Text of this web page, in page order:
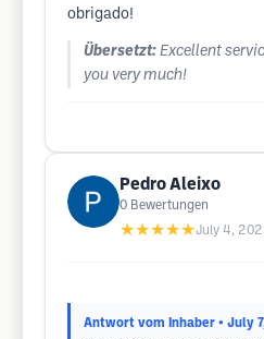
obrigado!
Übersetzt: Excellent
you very much!
Pedro Aleixo
0 Bewertungen
★★★★★July 4,
Antwort vom Inhaber • July